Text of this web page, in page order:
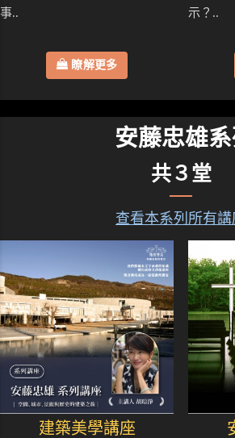
事..
瞭解更多
示？..
安藤忠雄系
共３堂
查看本系列所有講
建築美學講座